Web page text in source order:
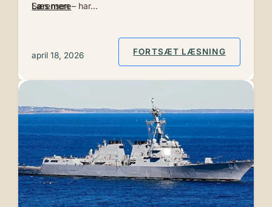
Sørensen – har…
Læs mere
april 18, 2026 FORTSÆT LÆSNING: